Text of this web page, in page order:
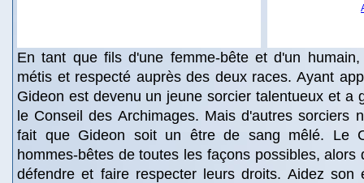
En tant que fils d'une femme-bête et d'un
métis et respecté auprès des deux races. Ayant
Gideon est devenu un jeune sorcier talentueux et a
le Conseil des Archimages. Mais d'autres sorciers
fait que Gideon soit un être de sang mêlé. Le
hommes-bêtes de toutes les façons possibles, alors
défendre et faire respecter leurs droits. Aidez son